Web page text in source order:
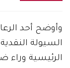
وأوضح أحد
السيولة
الرئيسية وراء